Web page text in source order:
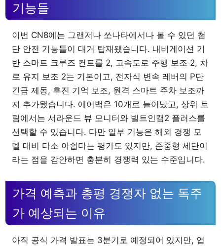
기능들
이번 CN8에는 그랜저나 쏘나타에서나 볼 수 있던 첨
단 안전 기능들이 대거 탑재됐습니다. 내비게이션 기
반 스마트 크루즈 컨트롤 2, 고속도로 주행 보조 2, 차
로 유지 보조 2는 기본이고, 전자식 변속 레버의 P단
긴급 제동, 후진 기억 보조, 원격 스마트 주차 보조까
지 추가됐습니다. 에어백은 10개로 늘어났고, 상위 트
림에서는 서라운드 뷰 모니터와 빌트인캠2 플러스를
선택할 수 있습니다. 다만 일부 기능은 해외 경쟁 모
델 대비 다소 아쉽다는 평가도 있지만, 준중형 세단이
라는 점을 감안하면 충분히 경쟁력 있는 수준입니다.
가격 예측과 총평 경쟁자 없는 독주
가 예상되는 이유
아직 공식 가격 발표는 3분기로 예정되어 있지만, 업